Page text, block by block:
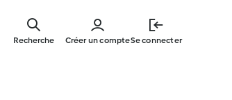
main
Créer un compteSe connecter
Recherche